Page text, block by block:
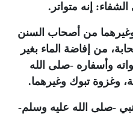
إنه متواتر.
من أصحاب السنن
من إفاضة الماء بغير
وأسفاره -صلى الله
وغزوة تبوك وغيرهما.
-صلى الله عليه وسلم-